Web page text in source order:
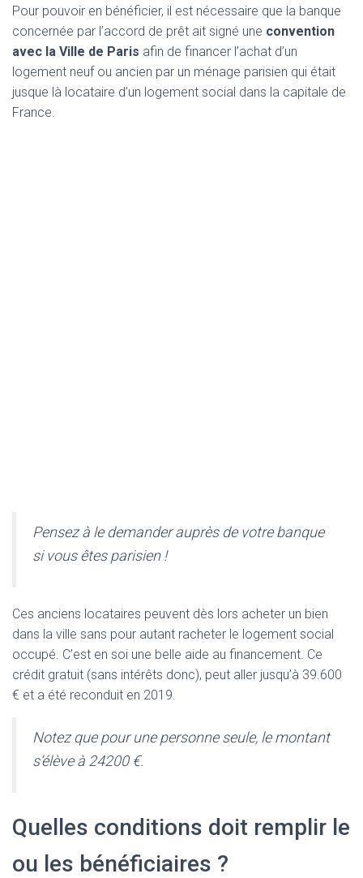
Pour pouvoir en bénéficier, il est nécessaire que la banque
concernée par l’accord de prêt ait signé une convention
avec la Ville de Paris afin de financer l’achat d’un
logement neuf ou ancien par un ménage parisien qui était
jusque là locataire d’un logement social dans la capitale de
France.
Pensez à le demander auprès de votre banque
si vous êtes parisien !
Ces anciens locataires peuvent dès lors acheter un bien
dans la ville sans pour autant racheter le logement social
occupé. C’est en soi une belle aide au financement. Ce
crédit gratuit (sans intérêts donc), peut aller jusqu’à 39.600
€ et a été reconduit en 2019.
Notez que pour une personne seule, le montant
s’élève à 24200 €.
Quelles conditions doit remplir le
ou les bénéficiaires ?